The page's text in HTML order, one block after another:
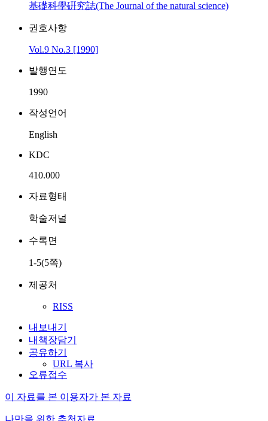
基礎科學硏究誌(The Journal of the natural science)
권호사항
Vol.9 No.3 [1990]
발행연도
1990
작성언어
English
KDC
410.000
자료형태
학술저널
수록면
1-5(5쪽)
제공처
RISS
내보내기
내책장담기
공유하기
URL 복사
오류접수
이 자료를 본 이용자가 본 자료
나만을 위한 추천자료